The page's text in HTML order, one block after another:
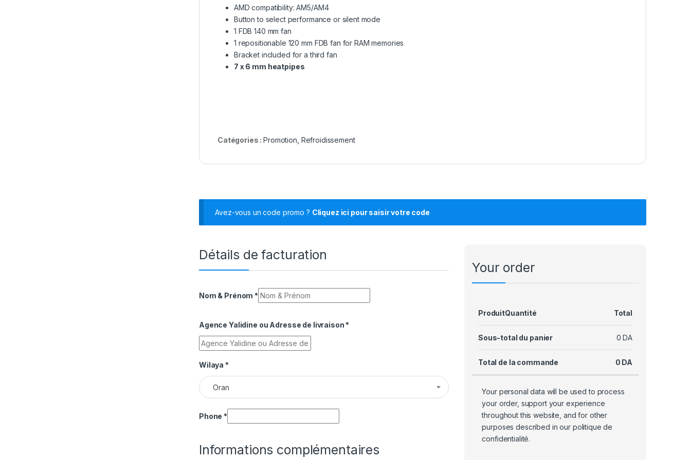
AMD compatibility: AM5/AM4
Button to select performance or silent mode
1 FDB 140 mm fan
1 repositionable 120 mm FDB fan for RAM memories
Bracket included for a third fan
7 x 6 mm heatpipes
Catégories :Promotion Refroidissement
Avez-vous un code promo ? Cliquez ici pour saisir votre code
Détails de facturation
Nom & Prénom *
Agence Yalidine ou Adresse de livraison *
Wilaya *
Oran
Phone *
Informations complémentaires
Your order
ProduitQuantité Total
Sous-total du panier 0 DA
Total de la commande 0 DA
Your personal data will be used to process
your order, support your experience
throughout this website, and for other
purposes described in our politique de
confidentialité.